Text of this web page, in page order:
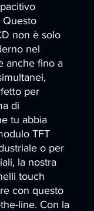
Questo
non è solo
nel
anche fino a
per
di
tu abbia
TFT
o per
la nostra
touch
con questo
line. Con la